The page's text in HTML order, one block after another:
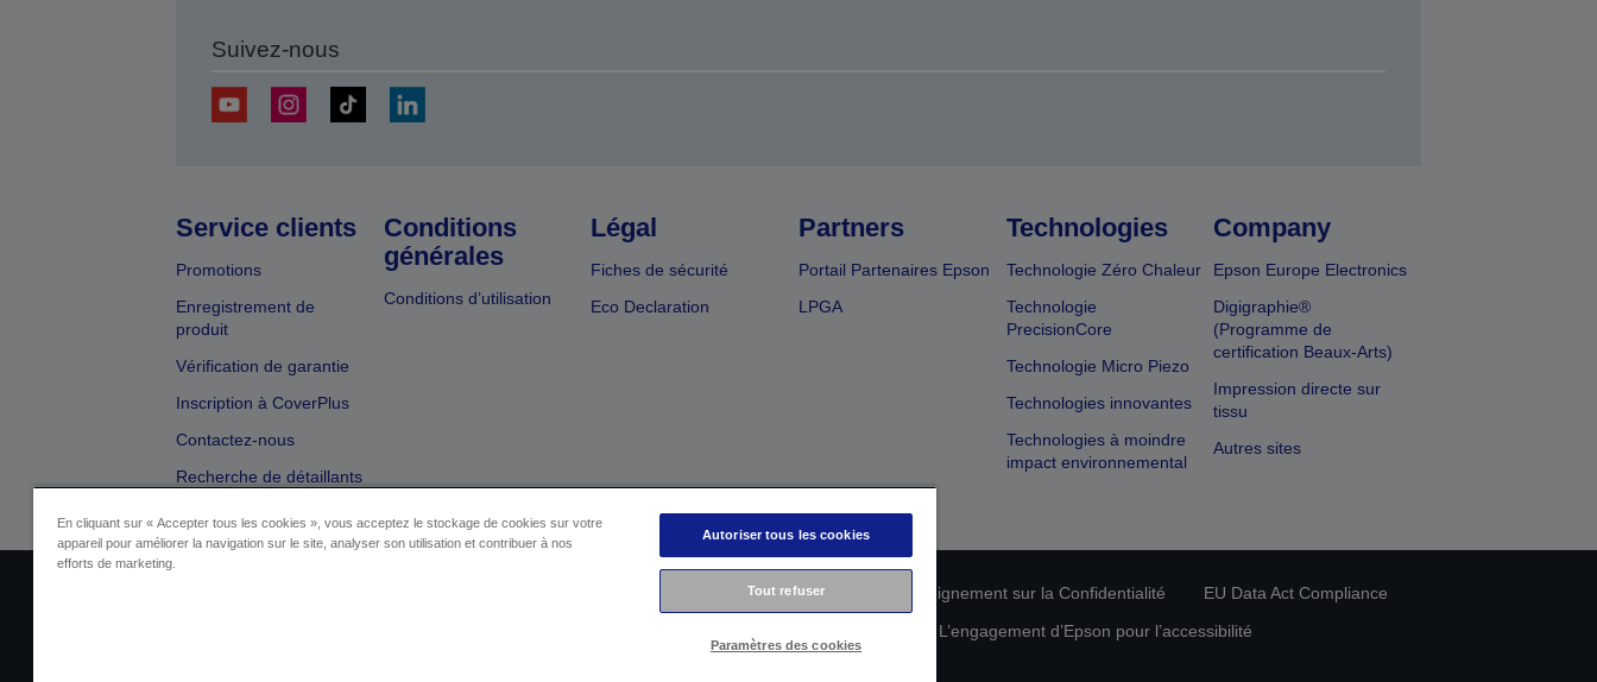
Suivez-nous
Service clients
Promotions
Enregistrement de
produit
Vérification de garantie
Inscription à CoverPlus
Contactez-nous
Recherche de détaillants
Conditions
générales
Conditions d’utilisation
Légal
Fiches de sécurité
Eco Declaration
Partners
Portail Partenaires Epson
LPGA
Technologies
Technologie Zéro Chaleur
Technologie
PrecisionCore
Technologie Micro Piezo
Technologies innovantes
Technologies à moindre
impact environnemental
Company
Epson Europe Electronics
Digigraphie®
(Programme de
certification Beaux-Arts)
Impression directe sur
tissu
Autres sites
Déclaration de Renseignement sur la Confidentialité
EU Data Act Compliance
L’engagement d’Epson pour l’accessibilité
En cliquant sur « Accepter tous les cookies », vous acceptez le stockage de cookies sur votre
appareil pour améliorer la navigation sur le site, analyser son utilisation et contribuer à nos
efforts de marketing.
Autoriser tous les cookies
Tout refuser
Paramètres des cookies